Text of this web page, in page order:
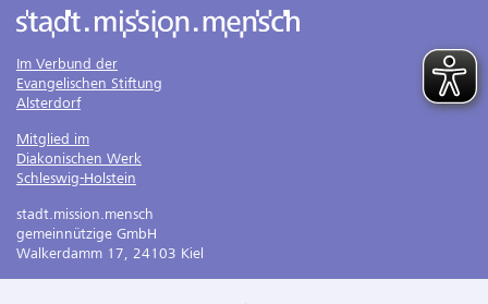
Im Verbund der
Evangelischen Stiftung
Alsterdorf
Mitglied im
Diakonischen Werk
Schleswig-Holstein
stadt.mission.mensch
gemeinnützige GmbH
Walkerdamm 17, 24103 Kiel